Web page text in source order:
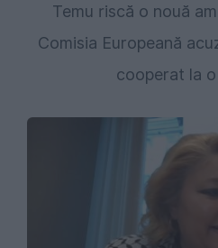
Temu riscă o nouă
Comisia Europeană
cooperat la